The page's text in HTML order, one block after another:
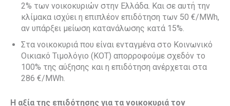
2% των νοικοκυριών στην Ελλάδα. Και σε αυτή την
κλίμακα ισχύει η επιπλέον επιδότηση των 50 €/MWh,
αν υπάρξει μείωση κατανάλωσης κατά 15%.
Στα νοικοκυριά που είναι ενταγμένα στο Κοινωνικό
Οικιακό Τιμολόγιο (ΚΟΤ) απορροφούμε σχεδόν το
100% της αύξησης και η επιδότηση ανέρχεται στα
286 €/MWh.
Η αξία της επιδότησης για τα νοικοκυριά τον